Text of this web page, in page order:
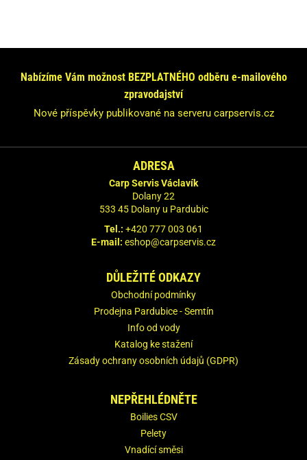
Odpovíme Vám do 24 hodin.
Vaše údaje nebudeme nikde zveřejňovat.
Nabízíme Vám možnost BEZPLATNÉHO odběru e-mailového
zpravodajství
Nové příspěvky publikované na serveru carpservis.cz
ADRESA
Carp Servis Václavík
Dolany 22
533 45 Dolany u Pardubic
Tel.: +420 777 003 061
E-mail: eshop@carpservis.cz
DŮLEŽITÉ ODKAZY
Obchodní podmínky
Prodejna Pardubice - Semtín
Info od vody
Katalog ke stažení
Zásady ochrany osobních údajů (GDPR)
NEPŘEHLÉDNĚTE
Boilies CSV
Pelety
Vnadící směsi